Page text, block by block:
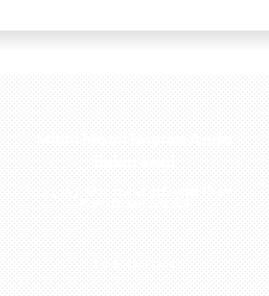
Miliki Mobil Impian Anda
Sekarang!
Kunjungi Atau Hubungi Dealer Resmi
Kami Di Kota Anda!
0813-1054-7548